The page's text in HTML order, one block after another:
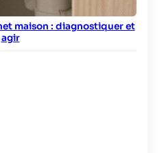
maison : diagnostiquer et
agir